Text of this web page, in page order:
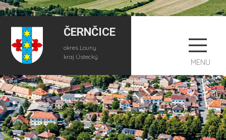
ČERNČICE
okres Louny
kraj Ústecký
MENU